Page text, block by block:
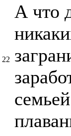
22
А что